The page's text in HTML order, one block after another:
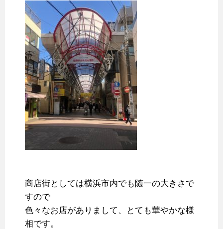
商店街としては横浜市内でも随一の大きさで
すので
色々なお店がありまして、とても華やかな様
相です。